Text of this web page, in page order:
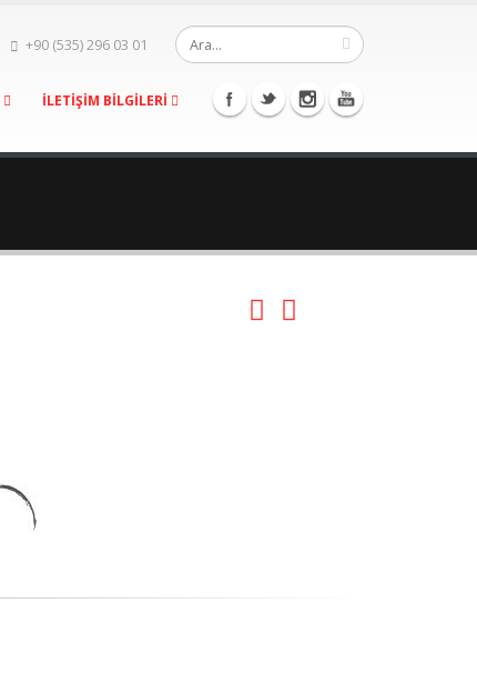
+90 (535) 296 03 01
İLETİŞİM BİLGİLERİ